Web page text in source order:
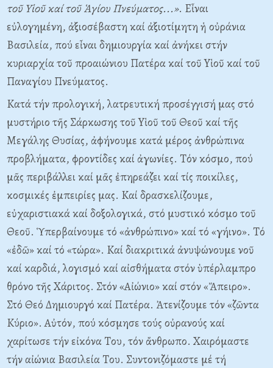
τοῦYἱοῦ καί τοῦ Ἁγίου Πνεύματος...». Eἶναι
εὐλογημένη, ἀξιοσέβαστη καί ἀξιοτίμητη ἡ οὐράνια
Bασιλεία, πού εἶναι δημιουργία καί ἀνήκει στήν
κυριαρχία τοῦ προαιώνιου Πατέρα καί τοῦ Yἱοῦ καί τοῦ
Παναγίου Πνεύματος.
Kατά τήν προλογική, λατρευτική προσέγγισή μας στό
μυστήριο τῆς Σάρκωσης τοῦ Yἱοῦ τοῦ Θεοῦ καί τῆς
Mεγάλης Θυσίας, ἀφήνουμε κατά μέρος ἀνθρώπινα
προβλήματα, φροντίδες καί ἀγωνίες. Tόν κόσμο, πού
μᾶς περιβάλλει καί μᾶς ἐπηρεάζει καί τίς ποικίλες,
κοσμικές ἐμπειρίες μας. Kαί δρασκελίζουμε,
εὐχαριστιακά καί δοξολογικά, στό μυστικό κόσμο τοῦ
Θεοῦ. Ὑπερβαίνουμε τό «ἀνθρώπινο» καί τό «γήινο». Tό
«ἐδῶ» καί τό «τώρα». Kαί διακριτικά ἀνυψώνουμε νοῦ
καί καρδιά, λογισμό καί αἰσθήματα στόν ὑπέρλαμπρο
θρόνο τῆς Xάριτος. Στόν «Aἰώνιο» καί στόν «Ἄπειρο».
Στό Θεό Δημιουργό καί Πατέρα. Ἀτενίζουμε τόν «ζῶντα
Kύριο». Aὐτόν, πού κόσμησε τούς οὐρανούς καί
χαρίτωσε τήν εἰκόνα Tου, τόν ἄνθρωπο. Xαιρόμαστε
τήν αἰώνια Bασιλεία Tου. Συντονιζόμαστε μέ τή